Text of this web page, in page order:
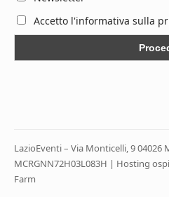
Accetto l'informativa sulla
LazioEventi – Via Monticelli, 9 04026
MCRGNN72H03L083H | Hosting
Farm